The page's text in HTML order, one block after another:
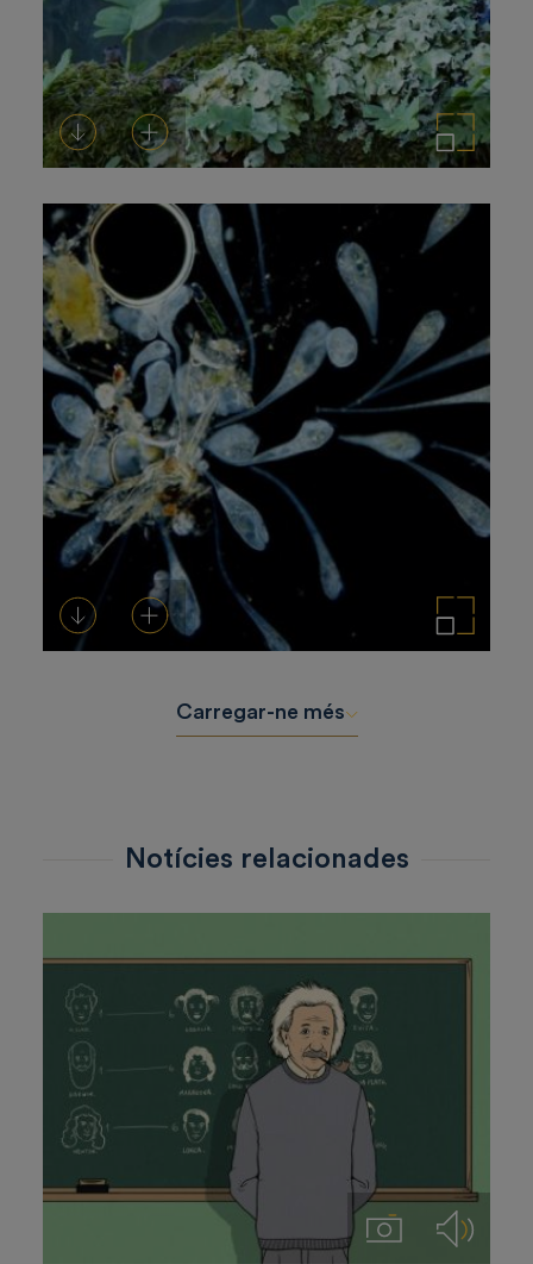
Descarregar-ho Afegeix a la cistella Amplia la imatge
Descarregar-ho Afegeix a la cistella Amplia la imatge
Carregar-ne més
Notícies relacionades
Imágenes Audios